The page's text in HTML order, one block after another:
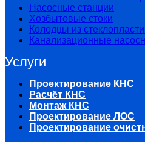
Насосные станции
Хозбытовые стоки
Колодцы из
Канализационные
Услуги
Проектирование КНС
Расчёт КНС
Монтаж КНС
Проектирование ЛОС
Проектирование